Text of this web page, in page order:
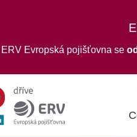
ERV Evropská pojišťovna se